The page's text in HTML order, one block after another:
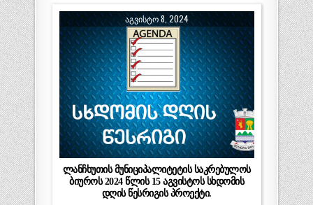
ᲐᲒᲕᲘᲡᲢᲝ 8, 2024
ლანჩხუთის მუნიციპალიტეტის საკრებულოს
ბიუროს 2024 წლის 15 აგვისტოს სხდომის
დღის წესრიგის პროექტი.